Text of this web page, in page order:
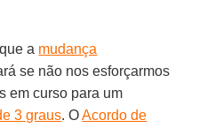
a mudança
se não nos esforçarmos
em curso para um
3 graus. OAcordo de